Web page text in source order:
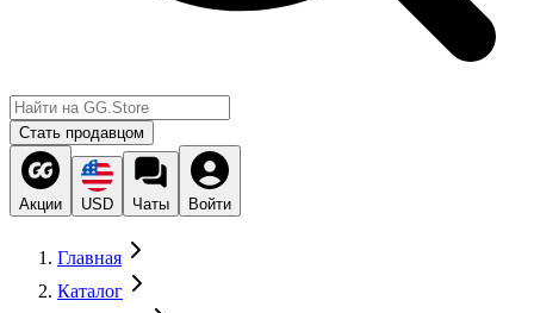
Стать продавцом
Акции USD Чаты Войти
Главная
Каталог